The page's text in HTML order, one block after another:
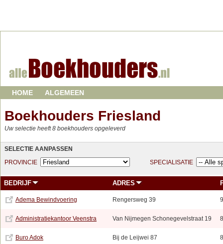
HOME ALGEMEEN
Boekhouders Friesland
Uw selectie heeft 8 boekhouders opgeleverd
SELECTIE AANPASSEN
PROVINCIE
SPECIALISATIE
BEDRIJF ADRES
Adema Bewindvoering Rengersweg 39
Administratiekantoor Veenstra Van Nijmegen Schonegevelstraat 19
Buro Adok Bij de Leijwei 87